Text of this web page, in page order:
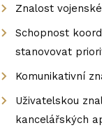
Znalost
Schopnost
stanovovat
Komunikativní
Uživatelskou
kancelářských